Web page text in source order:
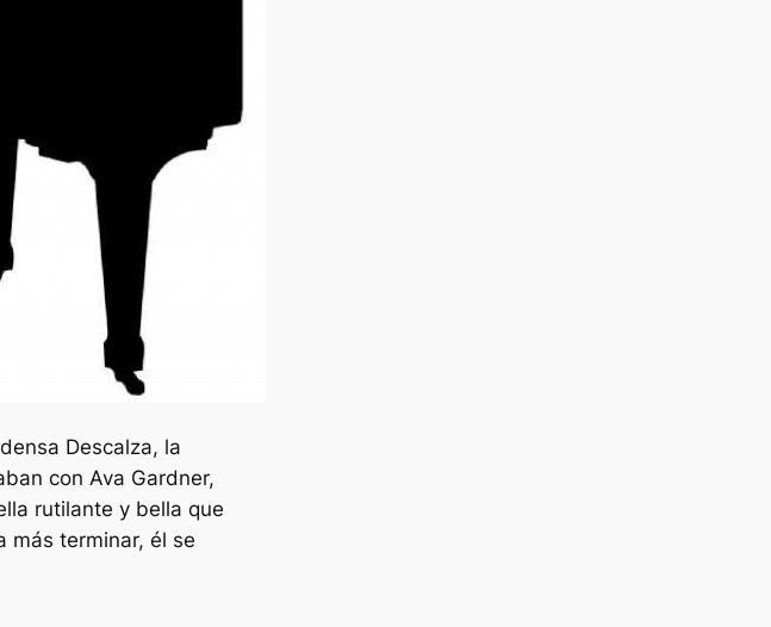
Descalza, la
con Ava Gardner,
rutilante y bella que
más terminar, él se